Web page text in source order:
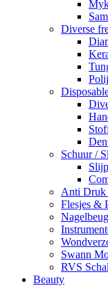
Diverse
Schuur /
Anti Druk
Flesjes &
Swann
RVS
Beauty